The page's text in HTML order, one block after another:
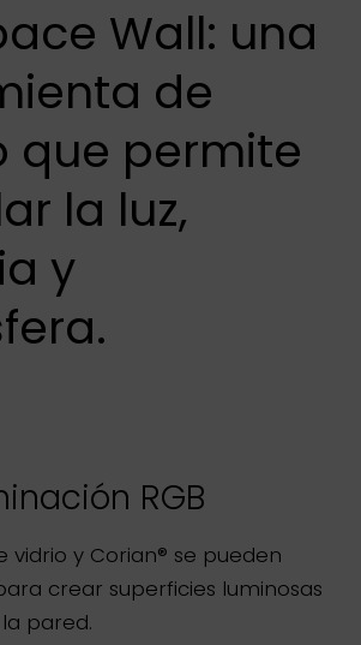
Wall: una
de
que permite
la luz,
y
RGB
vidrio y Corian® se pueden
crear superficies luminosas
pared.
digital de alta
HD permite aplicar imágenes,
directamente sobre los paneles,
integradas
integradas en el suelo y el
definir rutas, profundidades y
dentro del espacio. Una